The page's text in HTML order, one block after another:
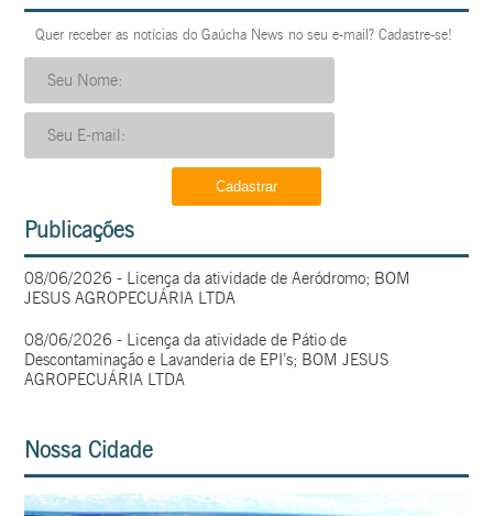
Quer receber as notícias do Gaúcha News no seu e-mail? Cadastre-se!
Publicações
08/06/2026 - Licença da atividade de Aeródromo; BOM
JESUS AGROPECUÁRIA LTDA
08/06/2026 - Licença da atividade de Pátio de
Descontaminação e Lavanderia de EPI’s; BOM JESUS
AGROPECUÁRIA LTDA
Nossa Cidade